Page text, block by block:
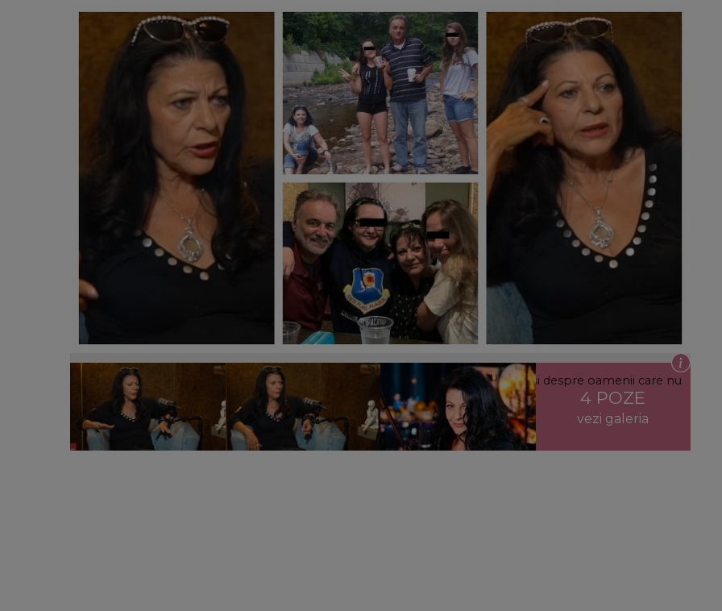
Elena Cârstea, judecată aspru pentru că a ales să adopte copii. Ce spune artista și despre oamenii care nu
iubesc animalele: “I-am luat gata făcuți, am sărit procesul etapei.”
4 POZE
vezi galeria